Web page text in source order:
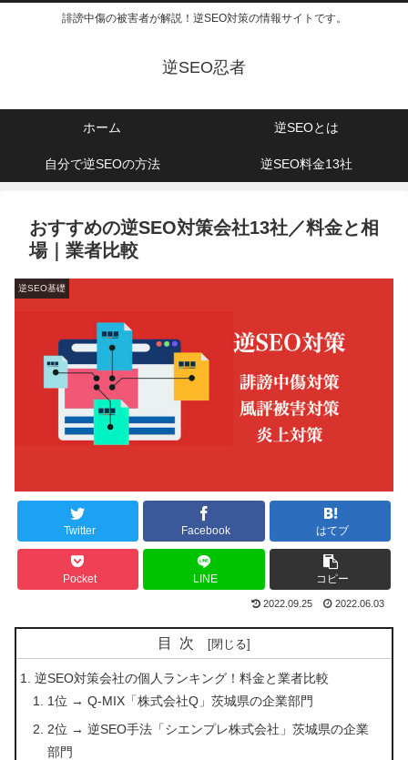
誹謗中傷の被害者が解説！逆SEO対策の情報サイトです。
逆SEO忍者
ホーム 逆SEOとは
自分で逆SEOの方法 逆SEO料金13社
おすすめの逆SEO対策会社13社／料金と相
場｜業者比較
逆SEO基礎
Twitter Facebook はてブ
Pocket LINE コピー
2022.09.25 2022.06.03
目次
逆SEO対策会社の個人ランキング！料金と業者比較
1位 → Q-MIX「株式会社Q」茨城県の企業部門
2位 → 逆SEO手法「シエンプレ株式会社」茨城県の企業
部門